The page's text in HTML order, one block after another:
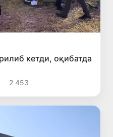
кетди, оқибатда
2 453